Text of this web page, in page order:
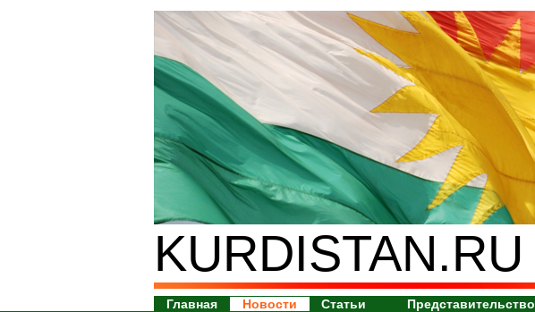
KURDISTAN.RU
Главная Новости Статьи Представительство